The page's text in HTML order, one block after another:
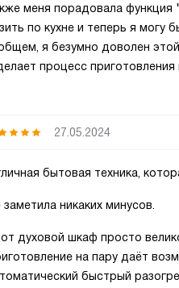
меня порадовала
по кухне и теперь я могу
я безумно доволен
процесс
27.05.2024
бытовая техника,
заметила никаких минусов.
духовой шкаф просто
на пару даёт
быстрый